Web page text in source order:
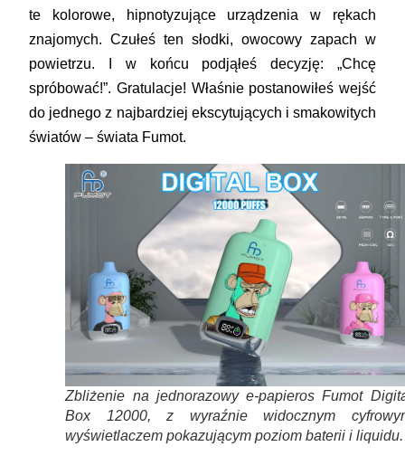
te kolorowe, hipnotyzujące urządzenia w rękach
znajomych. Czułeś ten słodki, owocowy zapach w
powietrzu. I w końcu podjąłeś decyzję: „Chcę
spróbować!”. Gratulacje! Właśnie postanowiłeś wejść
do jednego z najbardziej ekscytujących i smakowitych
światów – świata Fumot.
Zbliżenie na jednorazowy e-papieros Fumot
Box 12000, z wyraźnie widocznym
wyświetlaczem pokazującym poziom baterii i liquidu.